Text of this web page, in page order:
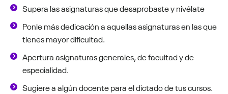
Supera las asignaturas que desaprobaste y nivélate
Ponle más dedicación a aquellas asignaturas en las que
tienes mayor dificultad.
Apertura asignaturas generales, de facultad y de
especialidad.
Sugiere a algún docente para el dictado de tus cursos.